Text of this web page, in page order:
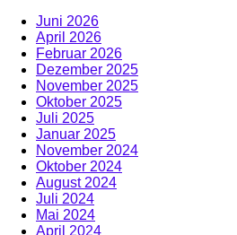
Juni 2026
April 2026
Februar 2026
Dezember 2025
November 2025
Oktober 2025
Juli 2025
Januar 2025
November 2024
Oktober 2024
August 2024
Juli 2024
Mai 2024
April 2024